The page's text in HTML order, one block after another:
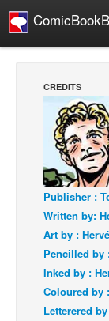
Contact
People
About Us
Advanced Search
CREDITS
Publisher :
Written by:
Art by :
Pencilled by
Inked by :
Coloured by
Letterered